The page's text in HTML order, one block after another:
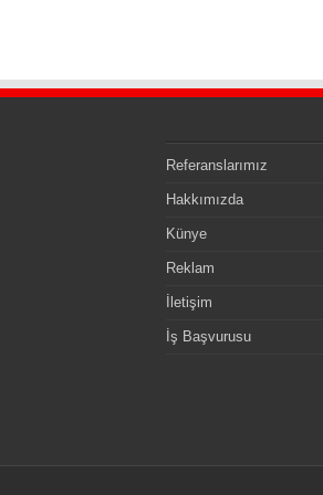
Referanslarımız
Hakkımızda
Künye
Reklam
İletişim
İş Başvurusu